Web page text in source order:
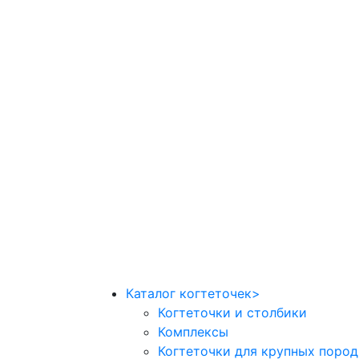
Каталог когтеточек>
Когтеточки и столбики
Комплексы
Когтеточки для крупных